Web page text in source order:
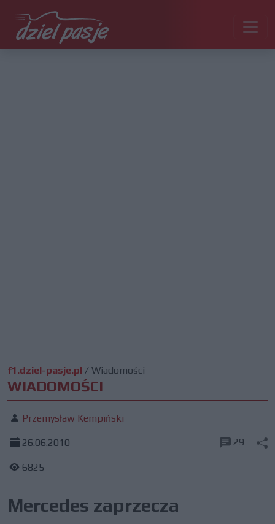
f1.dziel-pasje.pl / Wiadomości
WIADOMOŚCI
Przemysław Kempiński
26.06.2010
6825
29
Mercedes zaprzecza